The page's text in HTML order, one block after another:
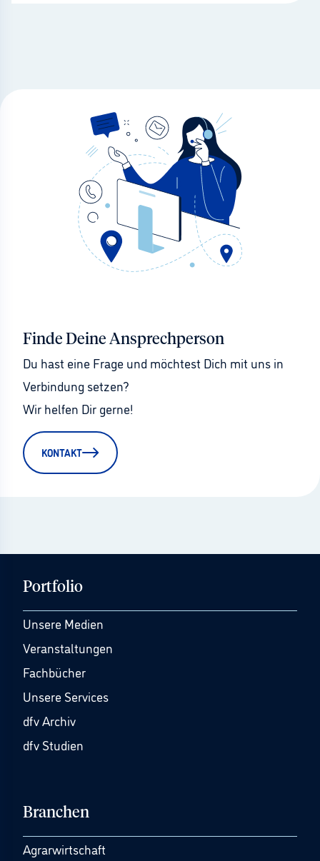
Finde Deine Ansprechperson
Du hast eine Frage und möchtest Dich mit uns in
Verbindung setzen?
Wir helfen Dir gerne!
KONTAKT
Portfolio
Unsere Medien
Veranstaltungen
Fachbücher
Unsere Services
dfv Archiv
dfv Studien
Branchen
Agrarwirtschaft